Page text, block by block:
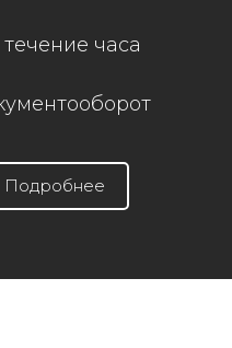
часа
Подробнее